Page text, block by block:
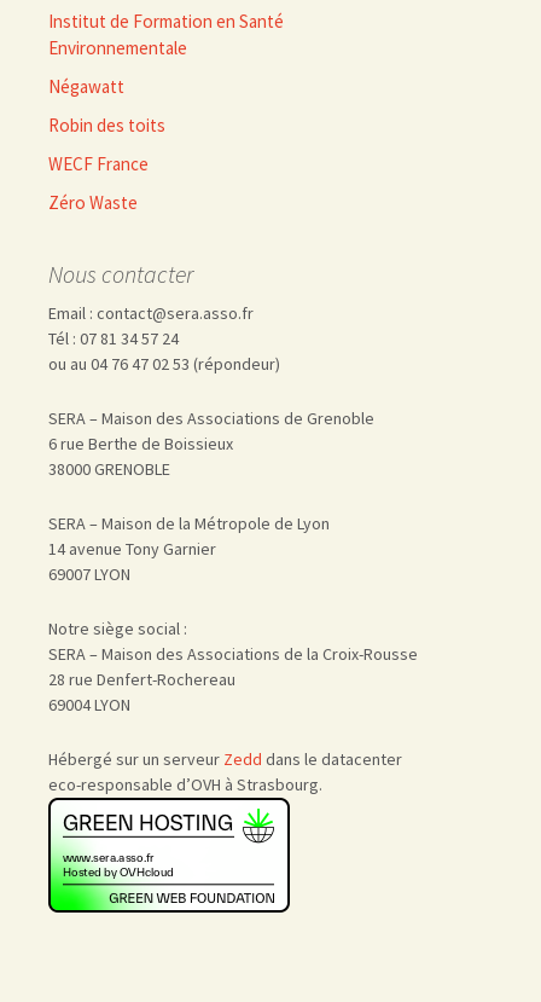
Institut de Formation en Santé
Environnementale
Négawatt
Robin des toits
WECF France
Zéro Waste
Nous contacter
Email : contact@sera.asso.fr
Tél : 07 81 34 57 24
ou au 04 76 47 02 53 (répondeur)
SERA – Maison des Associations de Grenoble
6 rue Berthe de Boissieux
38000 GRENOBLE
SERA – Maison de la Métropole de Lyon
14 avenue Tony Garnier
69007 LYON
Notre siège social :
SERA – Maison des Associations de la Croix-Rousse
28 rue Denfert-Rochereau
69004 LYON
Hébergé sur un serveur Zedd dans le datacenter
eco-responsable d’OVH à Strasbourg.